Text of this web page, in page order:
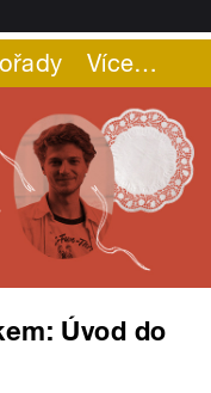
Více…
Úvod do